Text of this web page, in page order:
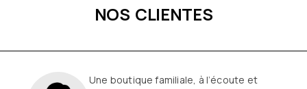
NOS CLIENTES
Une boutique familiale, à l’écoute et